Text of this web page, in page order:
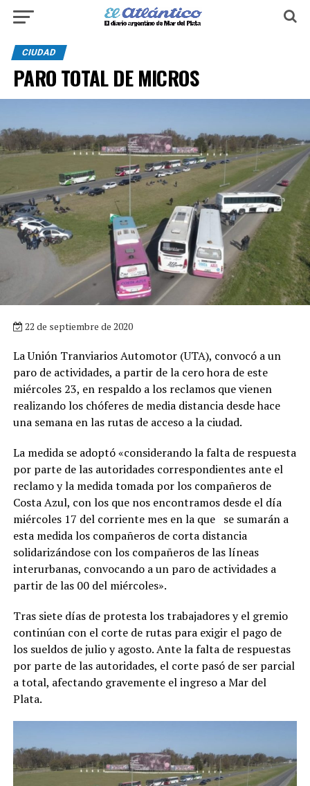
CIUDAD
PARO TOTAL DE MICROS
22 de septiembre de 2020
La Unión Tranviarios Automotor (UTA), convocó a un
paro de actividades, a partir de la cero hora de este
miércoles 23, en respaldo a los reclamos que vienen
realizando los chóferes de media distancia desde hace
una semana en las rutas de acceso a la ciudad.
La medida se adoptó «considerando la falta de respuesta
por parte de las autoridades correspondientes ante el
reclamo y la medida tomada por los compañeros de
Costa Azul, con los que nos encontramos desde el día
miércoles 17 del corriente mes en la que se sumarán a
esta medida los compañeros de corta distancia
solidarizándose con los compañeros de las líneas
interurbanas, convocando a un paro de actividades a
partir de las 00 del miércoles».
Tras siete días de protesta los trabajadores y el gremio
continúan con el corte de rutas para exigir el pago de
los sueldos de julio y agosto. Ante la falta de respuestas
por parte de las autoridades, el corte pasó de ser parcial
a total, afectando gravemente el ingreso a Mar del
Plata.